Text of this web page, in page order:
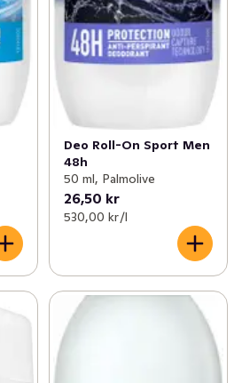
Deo Roll-On Sport Men
48h
50 ml, Palmolive
26,50 kr
530,00 kr /l